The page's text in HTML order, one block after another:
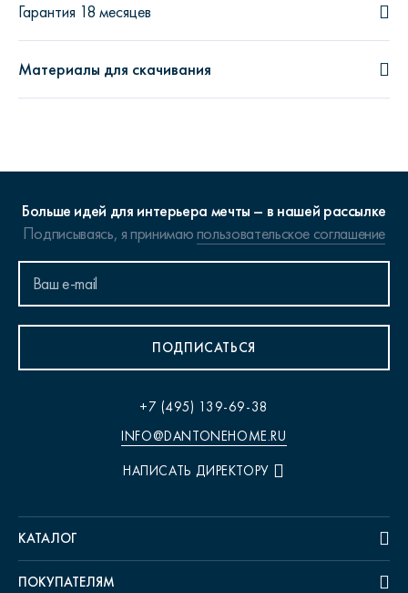
Гарантия 18 месяцев
Материалы для скачивания
Больше идей для интерьера мечты – в нашей рассылке
Подписываясь, я принимаюпользовательское соглашение
ПОДПИСАТЬСЯ
+7 (495) 139-69-38
INFO@DANTONEHOME.RU
НАПИСАТЬ ДИРЕКТОРУ
КАТАЛОГ
ПОКУПАТЕЛЯМ